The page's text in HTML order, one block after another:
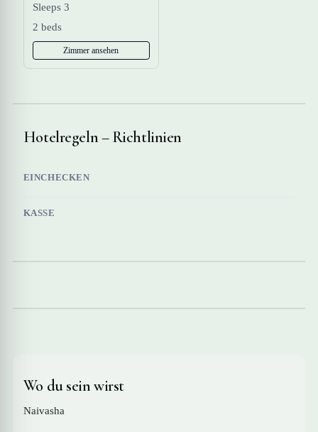
Sleeps 3
2 beds
Zimmer ansehen
Hotelregeln – Richtlinien
EINCHECKEN
KASSE
Wo du sein wirst
Naivasha